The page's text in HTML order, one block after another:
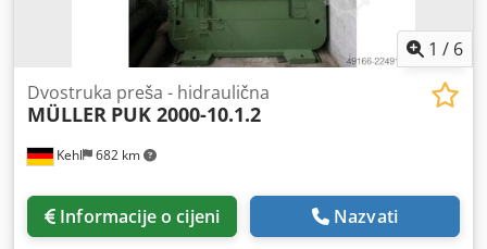
1 / 6
Kehl 682 km
Dvostruka preša - hidraulična
MÜLLER PUK 2000-10.1.2
Informacije o cijeni Nazvati